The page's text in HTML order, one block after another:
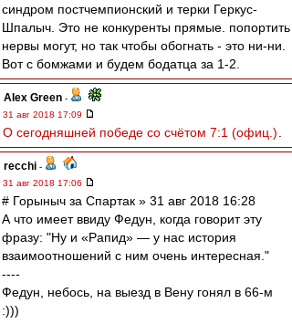
синдром постчемпионский и терки Геркус-
Шпалыч. Это не конкуренты прямые. попортить
нервы могут, но так чтобы обогнать - это ни-ни.
Вот с бомжами и будем бодатца за 1-2.
Alex Green -
31 авг 2018 17:09
О сегодняшней победе со счётом 7:1 (офиц.)
recchi -
31 авг 2018 17:06
# Горыныч за Спартак » 31 авг 2018 16:28
А что имеет ввиду Федун, когда говорит эту
фразу: "Ну и «Рапид» — у нас история
взаимоотношений с ним очень интересная."
----
Федун, небось, на выезд в Вену гонял в 66-м
:)))